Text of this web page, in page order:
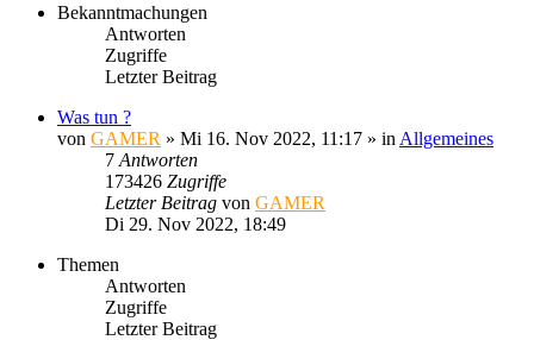
Bekanntmachungen
Antworten
Zugriffe
Letzter Beitrag
Was tun ?
von GAMER » Mi 16. Nov 2022, 11:17 » in Allgemeines
7 Antworten
173426 Zugriffe
Letzter Beitrag von GAMER
Di 29. Nov 2022, 18:49
Themen
Antworten
Zugriffe
Letzter Beitrag